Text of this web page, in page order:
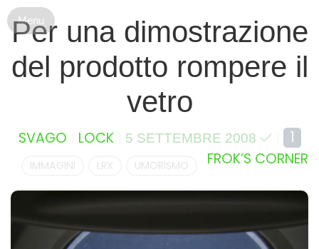
Per una dimostrazione
del prodotto rompere il
vetro
SVAGO LOCK 5 SETTEMBRE 2008
1
FROK’S CORNER
IMMAGINI LRX UMORISMO